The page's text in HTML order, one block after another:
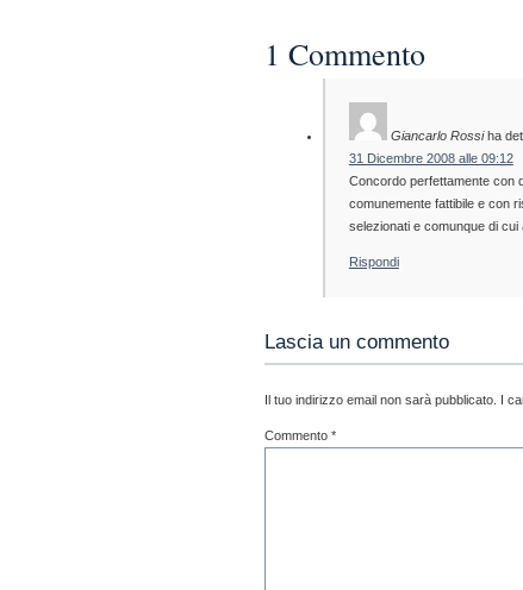
1 Commento
Giancarlo Rossi ha
31 Dicembre 2008 alle 09:12
Concordo perfettamente con
comunemente fattibile e con
selezionati e comunque di cui
Rispondi
Lascia un commento
Il tuo indirizzo email non sarà pubblicato. I
Commento *